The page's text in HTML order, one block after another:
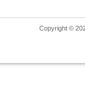
Copyright ©